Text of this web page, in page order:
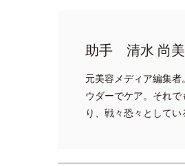
助手 清水 尚美
元美容メディア編集
ウダーでケア。それ
り、戦々恐々としてい